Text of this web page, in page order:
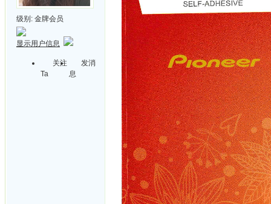
级别: 金牌会员
显示用户信息
关注
Ta
发消
息